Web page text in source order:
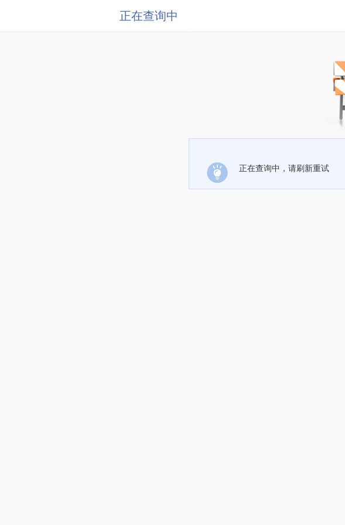
正在查询中
正在查询中，请刷新重试